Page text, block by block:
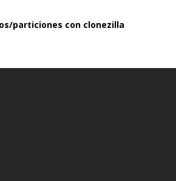
particiones con clonezilla